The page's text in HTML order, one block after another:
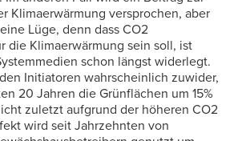
Klimaerwärmung versprochen, aber
Lüge, denn dass CO2
die Klimaerwärmung sein soll, ist
schon längst widerlegt.
Initiatoren wahrscheinlich zuwider,
20 Jahren die Grünflächen um 15%
zuletzt aufgrund der höheren CO2
wird seit Jahrzehnten von